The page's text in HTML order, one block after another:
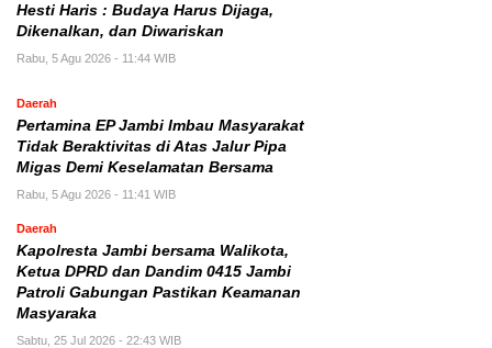
Hesti Haris : Budaya Harus Dijaga,
Dikenalkan, dan Diwariskan
Rabu, 5 Agu 2026 - 11:44 WIB
Daerah
Pertamina EP Jambi Imbau Masyarakat
Tidak Beraktivitas di Atas Jalur Pipa
Migas Demi Keselamatan Bersama
Rabu, 5 Agu 2026 - 11:41 WIB
Daerah
Kapolresta Jambi bersama Walikota,
Ketua DPRD dan Dandim 0415 Jambi
Patroli Gabungan Pastikan Keamanan
Masyaraka
Sabtu, 25 Jul 2026 - 22:43 WIB